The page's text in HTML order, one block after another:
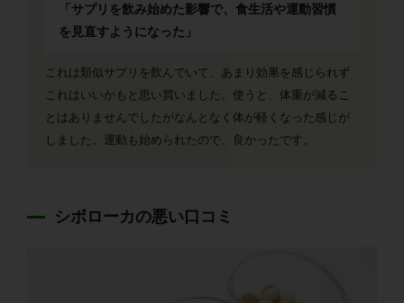
「サプリを飲み始めた影響で、食生活や運動習慣
を見直すようになった」
これは類似サプリを飲んでいて、あまり効果を感じられず
これはいいかもと思い買いました。使うと、体重が減るこ
とはありませんでしたがなんとなく体が軽くなった感じが
しました。運動も始められたので、良かったです。
シボローカの悪い口コミ